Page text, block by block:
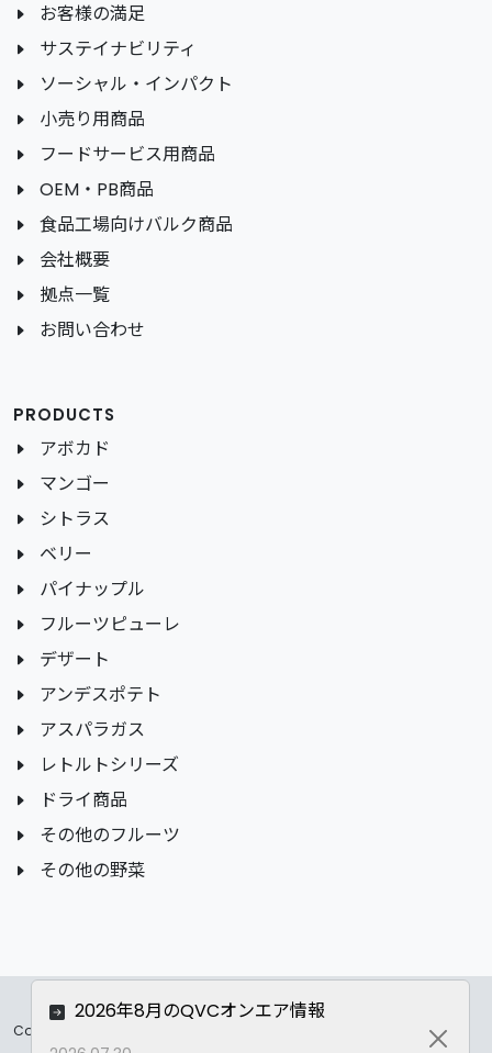
お客様の満足
サステイナビリティ
ソーシャル・インパクト
小売り用商品
フードサービス用商品
OEM・PB商品
食品工場向けバルク商品
会社概要
拠点一覧
お問い合わせ
PRODUCTS
アボカド
マンゴー
シトラス
ベリー
パイナップル
フルーツピューレ
デザート
アンデスポテト
アスパラガス
レトルトシリーズ
ドライ商品
その他のフルーツ
その他の野菜
Copyrights ©
2026年8月のQVCオンエア情報